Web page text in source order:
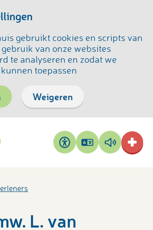
gebruikt cookies en scripts van
gebruik van onze websites
te analyseren en zodat we
toepassen
Weigeren
Toegankelijkheid
Pagina
vertalen
Pagina
voorlezen
L. van